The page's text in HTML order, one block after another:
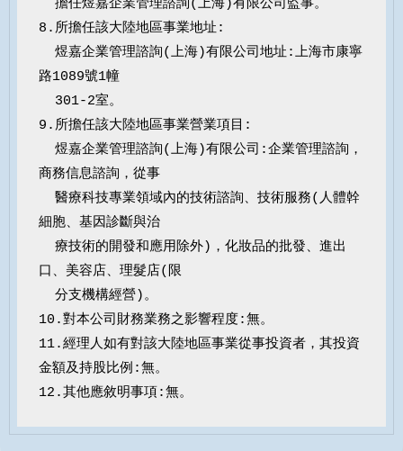
8.所擔任該大陸地區事業地址:
路1089號1幢
9.所擔任該大陸地區事業營業項目:
商務信息諮詢，從事
細胞、基因診斷與治
口、美容店、理髮店(限
10.對本公司財務業務之影響程度:無。
11.經理人如有對該大陸地區事業從事投資者，其投資
金額及持股比例:無。
12.其他應敘明事項:無。